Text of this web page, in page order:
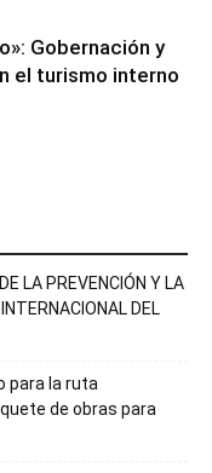
Gobernación y
el turismo interno
LA PREVENCIÓN Y LA
DEL
para la ruta
de obras para